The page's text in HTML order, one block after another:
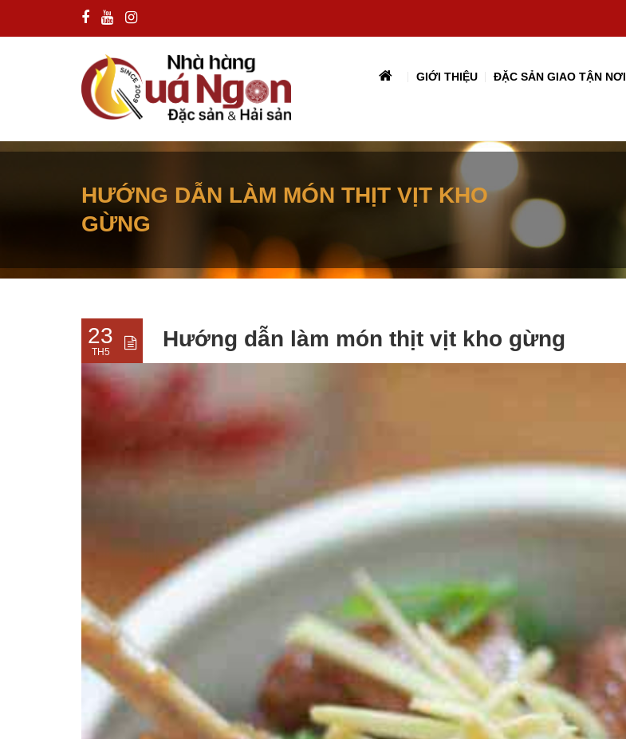
GIỚI THIỆU ĐẶC SẢN GIAO TẬN NƠI
HƯỚNG DẪN LÀM MÓN THỊT VỊT KHO
GỪNG
23
TH5
Hướng dẫn làm món thịt vịt kho gừng